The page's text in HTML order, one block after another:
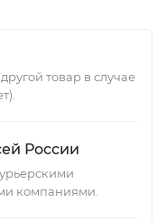
товар в случае
России
компаниями.